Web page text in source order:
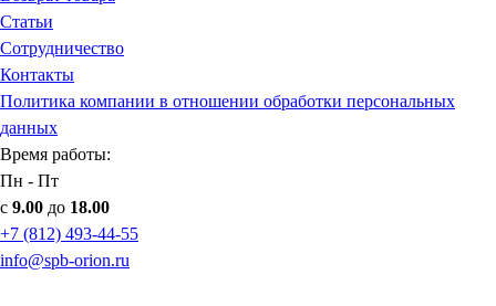
Статьи
Сотрудничество
Контакты
Политика компании в отношении обработки персональных
данных
Время работы:
Пн - Пт
с 9.00 до 18.00
+7 (812) 493-44-55
info@spb-orion.ru